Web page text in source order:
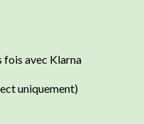
fois avec Klarna
uniquement)